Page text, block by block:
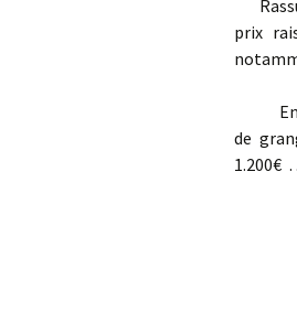
prix
Enfin,
de
1.200€